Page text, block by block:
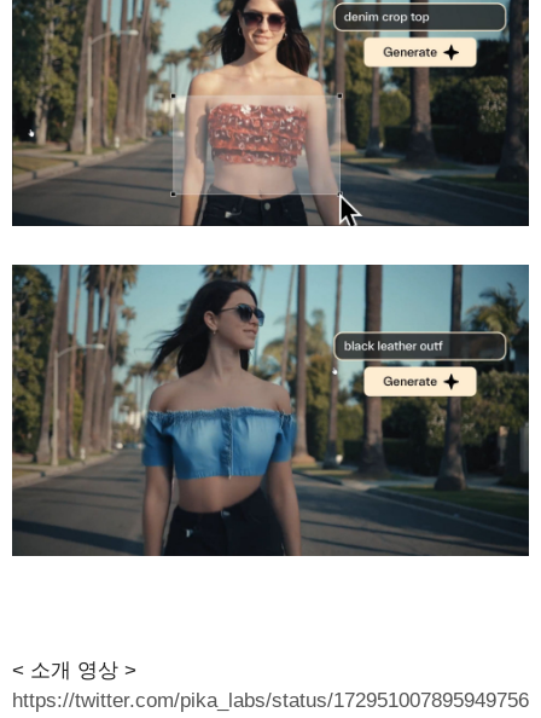
< 소개 영상 >
https://twitter.com/pika_labs/status/172951007895949756